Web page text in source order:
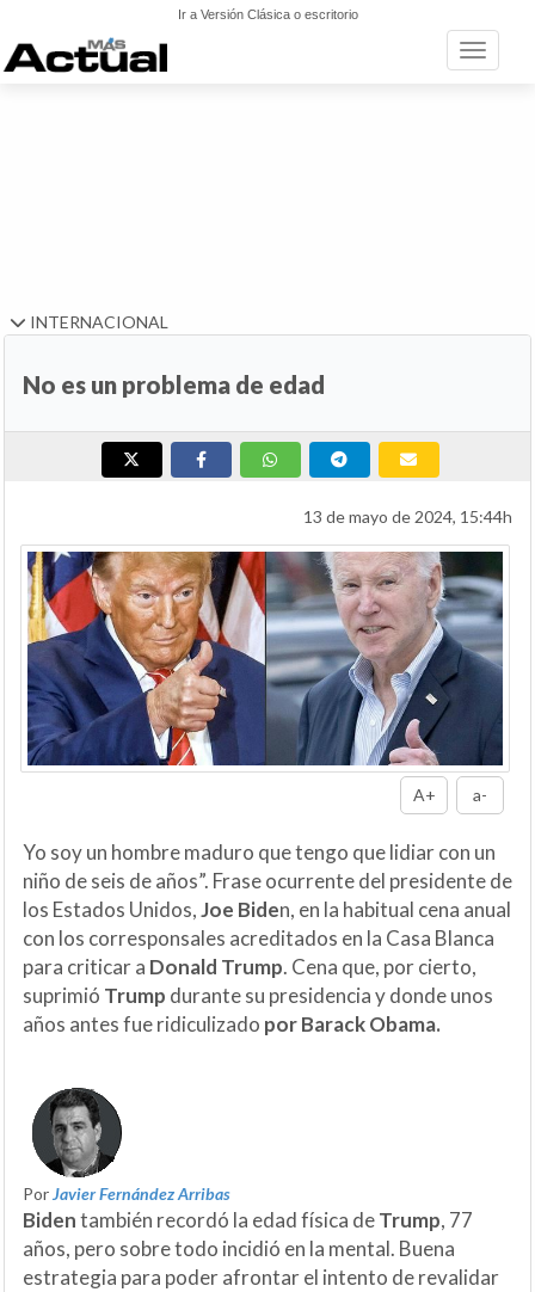
Ir a Versión Clásica o escritorio
Toggle
INTERNACIONAL
No es un problema de edad
13 de mayo de 2024, 15:44h
A+ a-
Yo soy un hombre maduro que tengo que lidiar con un
niño de seis de años”. Frase ocurrente del presidente de
los Estados Unidos,Joe Biden, en la habitual cena anual
con los corresponsales acreditados en la Casa Blanca
para criticar a Donald Trump. Cena que, por cierto,
suprimió Trump durante su presidencia y donde unos
años antes fue ridiculizado por Barack Obama.
PorJavier Fernández Arribas
Bidentambién recordó la edad física deTrump, 77
años, pero sobre todo incidió en la mental. Buena
estrategia para poder afrontar el intento de revalidar